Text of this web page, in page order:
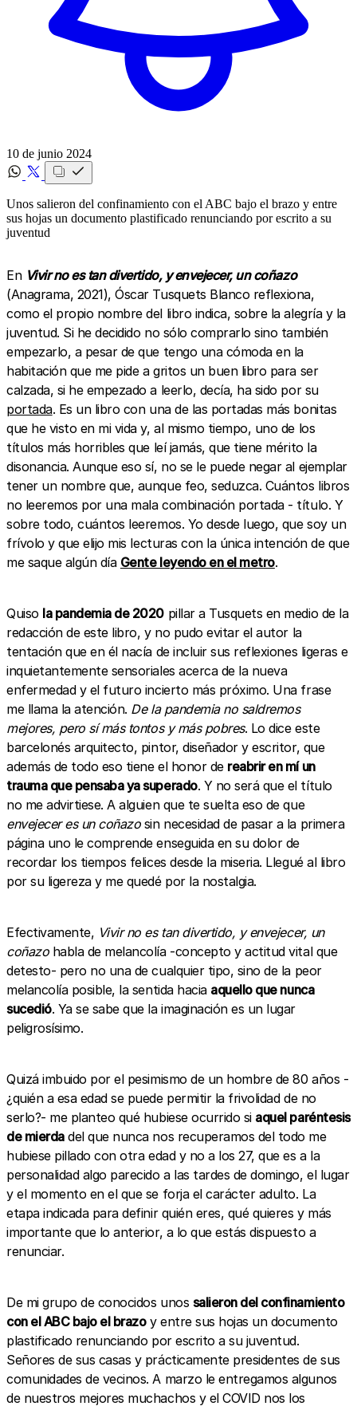
10 de junio 2024
Unos salieron del confinamiento con el ABC bajo el brazo y entre
sus hojas un documento plastificado renunciando por escrito a su
juventud
En Vivir no es tan divertido, y envejecer, un coñazo
(Anagrama, 2021), Óscar Tusquets Blanco reflexiona,
como el propio nombre del libro indica, sobre la alegría y la
juventud. Si he decidido no sólo comprarlo sino también
empezarlo, a pesar de que tengo una cómoda en la
habitación que me pide a gritos un buen libro para ser
calzada, si he empezado a leerlo, decía, ha sido por su
portada. Es un libro con una de las portadas más bonitas
que he visto en mi vida y, al mismo tiempo, uno de los
títulos más horribles que leí jamás, que tiene mérito la
disonancia. Aunque eso sí, no se le puede negar al ejemplar
tener un nombre que, aunque feo, seduzca. Cuántos libros
no leeremos por una mala combinación portada - título. Y
sobre todo, cuántos leeremos. Yo desde luego, que soy un
frívolo y que elijo mis lecturas con la única intención de que
me saque algún día Gente leyendo en el metro.
Quiso la pandemia de 2020 pillar a Tusquets en medio de la
redacción de este libro, y no pudo evitar el autor la
tentación que en él nacía de incluir sus reflexiones ligeras e
inquietantemente sensoriales acerca de la nueva
enfermedad y el futuro incierto más próximo. Una frase
me llama la atención. De la pandemia no saldremos
mejores, pero sí más tontos y más pobres. Lo dice este
barcelonés arquitecto, pintor, diseñador y escritor, que
además de todo eso tiene el honor de reabrir en mí un
trauma que pensaba ya superado. Y no será que el título
no me advirtiese. A alguien que te suelta eso de que
envejecer es un coñazosin necesidad de pasar a la primera
página uno le comprende enseguida en su dolor de
recordar los tiempos felices desde la miseria. Llegué al libro
por su ligereza y me quedé por la nostalgia.
Efectivamente, Vivir no es tan divertido, y envejecer, un
coñazohabla de melancolía -concepto y actitud vital que
detesto- pero no una de cualquier tipo, sino de la peor
melancolía posible, la sentida hacia aquello que nunca
sucedió. Ya se sabe que la imaginación es un lugar
peligrosísimo.
Quizá imbuido por el pesimismo de un hombre de 80 años -
¿quién a esa edad se puede permitir la frivolidad de no
serlo?- me planteo qué hubiese ocurrido si aquel paréntesis
de mierdadel que nunca nos recuperamos del todo me
hubiese pillado con otra edad y no a los 27, que es a la
personalidad algo parecido a las tardes de domingo, el lugar
y el momento en el que se forja el carácter adulto. La
etapa indicada para definir quién eres, qué quieres y más
importante que lo anterior, a lo que estás dispuesto a
renunciar.
De mi grupo de conocidos unos salieron del confinamiento
con el ABC bajo el brazoy entre sus hojas un documento
plastificado renunciando por escrito a su juventud.
Señores de sus casas y prácticamente presidentes de sus
comunidades de vecinos. A marzo le entregamos algunos
de nuestros mejores muchachos y el COVID nos los